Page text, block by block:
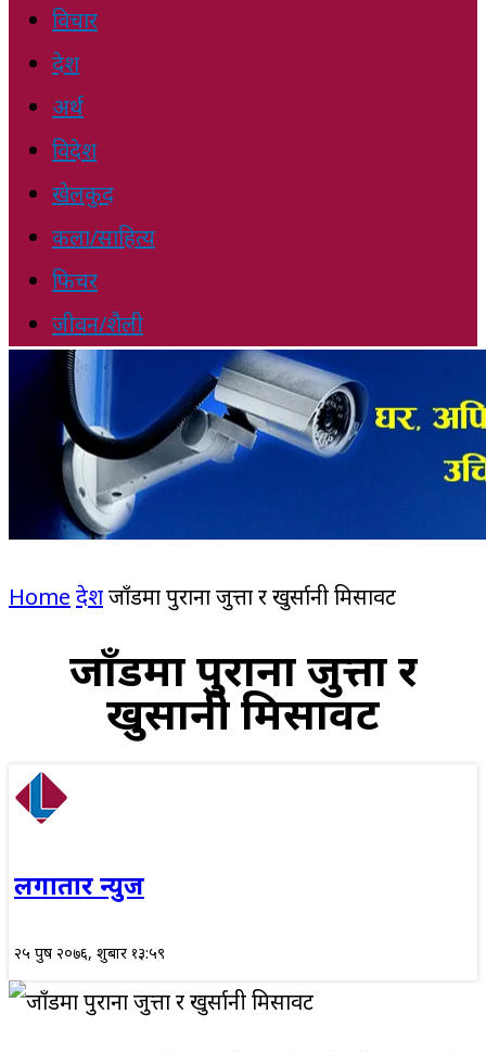
विचार
देश
अर्थ
विदेश
खेलकुद
कला/साहित्य
फिचर
जीवन/शैली
Home देशजाँडमा पुराना जुत्ता र खुर्सानी मिसावट
जाँडमा पुराना जुत्ता र
खुर्सानी मिसावट
लगातार न्युज
२५ पुष २०७६, शुक्रबार १३:५९